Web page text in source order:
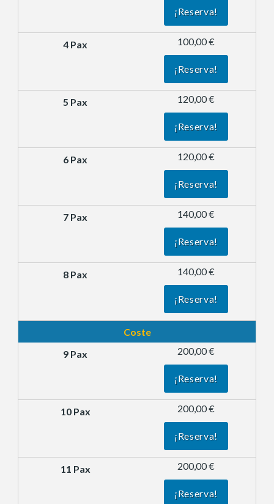
¡Reserva!
100,00 €
¡Reserva!
120,00 €
¡Reserva!
120,00 €
¡Reserva!
140,00 €
¡Reserva!
140,00 €
¡Reserva!
Coste
200,00 €
¡Reserva!
200,00 €
¡Reserva!
200,00 €
¡Reserva!